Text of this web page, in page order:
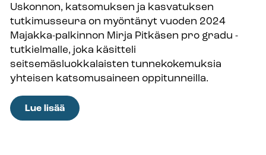
ahdingossa
oleville
Uskonnon, katsomuksen ja kasvatuksen
tutkimusseura on myöntänyt vuoden 2024
Majakka-palkinnon Mirja Pitkäsen pro gradu -
tutkielmalle, joka käsitteli
seitsemäsluokkalaisten tunnekokemuksia
yhteisen katsomusaineen oppitunneilla.
Lue lisää:
Majakka-